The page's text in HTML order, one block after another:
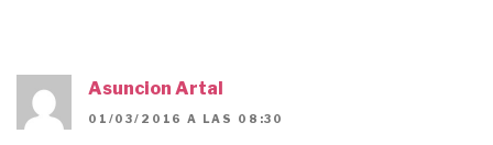
Asuncion Artal
01/03/2016 A LAS 08:30